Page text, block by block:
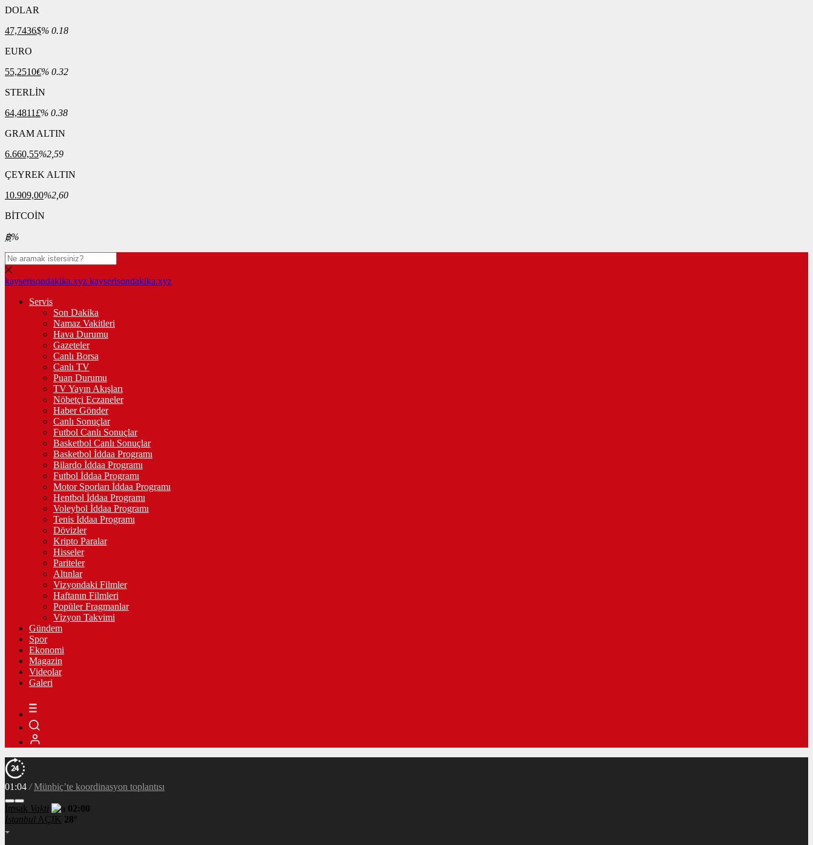
DOLAR
47,7436$% 0.18
EURO
55,2510€% 0.32
STERLİN
64,4811£% 0.38
GRAM ALTIN
6.660,55%2,59
ÇEYREK ALTIN
10.909,00%2,60
BİTCOİN
฿%
kayserisondakika.xyz kayserisondakika.xyz
Servis
Son Dakika
Namaz Vakitleri
Hava Durumu
Gazeteler
Canlı Borsa
Canlı TV
Puan Durumu
TV Yayın Akışları
Nöbetçi Eczaneler
Haber Gönder
Canlı Sonuçlar
Futbol Canlı Sonuçlar
Basketbol Canlı Sonuçlar
Basketbol İddaa Programı
Bilardo İddaa Programı
Futbol İddaa Programı
Motor Sporları İddaa Programı
Hentbol İddaa Programı
Voleybol İddaa Programı
Tenis İddaa Programı
Dövizler
Kripto Paralar
Hisseler
Pariteler
Altınlar
Vizyondaki Filmler
Haftanın Filmleri
Popüler Fragmanlar
Vizyon Takvimi
Gündem
Spor
Ekonomi
Magazin
Videolar
Galeri
01:04 / Münbiç’te koordinasyon toplantısı
İmsak Vakti
02:00
İstanbul AÇIK 28°